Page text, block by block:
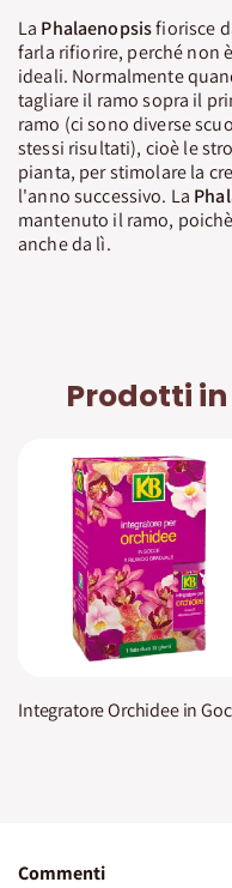
La Phalaenopsisfiorisce
farla rifiorire, perché non
ideali. Normalmente
tagliare il ramo sopra il
ramo (ci sono diverse
stessi risultati), cioè le
pianta, per stimolare la
l'anno successivo. La
mantenuto il ramo,
anche da lì.
Prodotti
Commenti